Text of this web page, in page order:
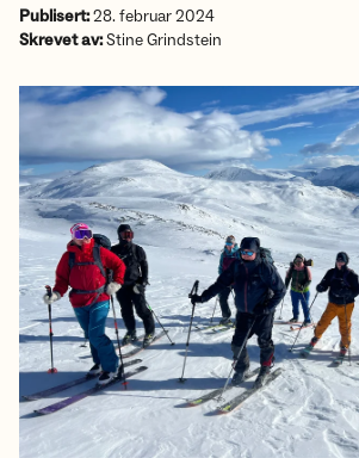
Publisert:28. februar 2024
Skrevet av:Stine Grindstein